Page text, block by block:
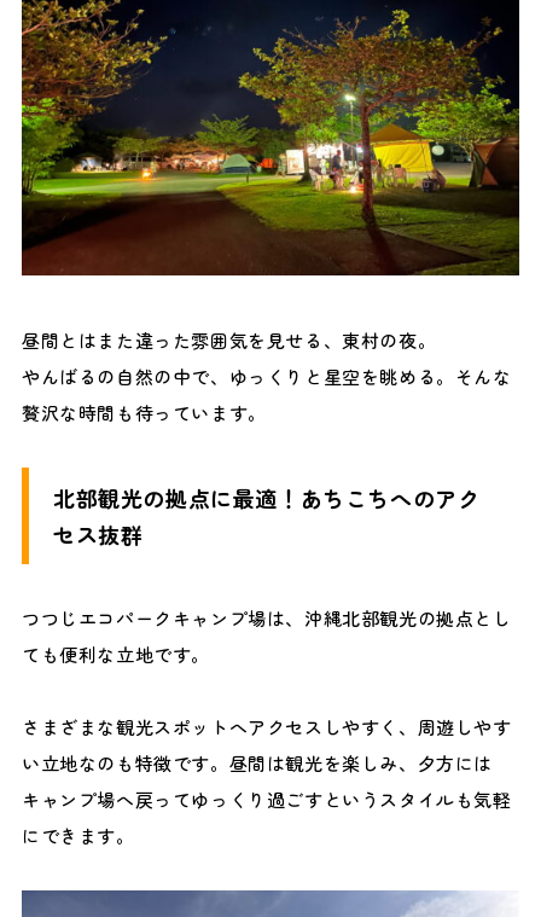
昼間とはまた違った雰囲気を見せる、東村の夜。
やんばるの自然の中で、ゆっくりと星空を眺める。そんな
贅沢な時間も待っています。
北部観光の拠点に最適！あちこちへのアク
セス抜群
つつじエコパークキャンプ場は、沖縄北部観光の拠点とし
ても便利な立地です。
さまざまな観光スポットへアクセスしやすく、周遊しやす
い立地なのも特徴です。昼間は観光を楽しみ、夕方には
キャンプ場へ戻ってゆっくり過ごすというスタイルも気軽
にできます。